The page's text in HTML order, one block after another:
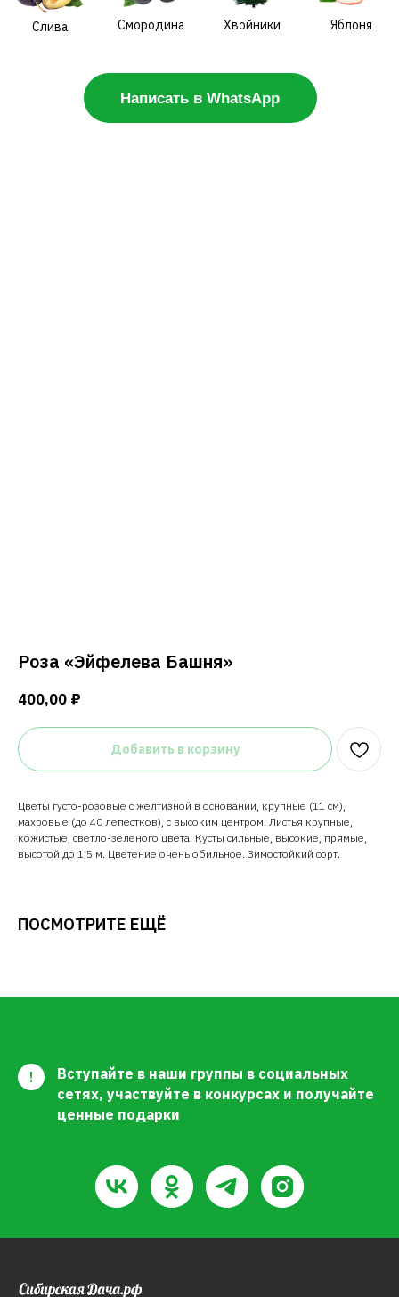
Роза «Эйфелева Башня»
400,00 ₽
Добавить в корзину
Цветы густо-розовые с желтизной в основании, крупные (11 см),
махровые (до 40 лепестков), с высоким центром. Листья крупные,
кожистые, светло-зеленого цвета. Кусты сильные, высокие, прямые,
высотой до 1,5 м. Цветение очень обильное. Зимостойкий сорт.
ПОСМОТРИТЕ ЕЩЁ
!
Вступайте в наши группы в социальных
сетях, участвуйте в конкурсах и получайте
ценные подарки